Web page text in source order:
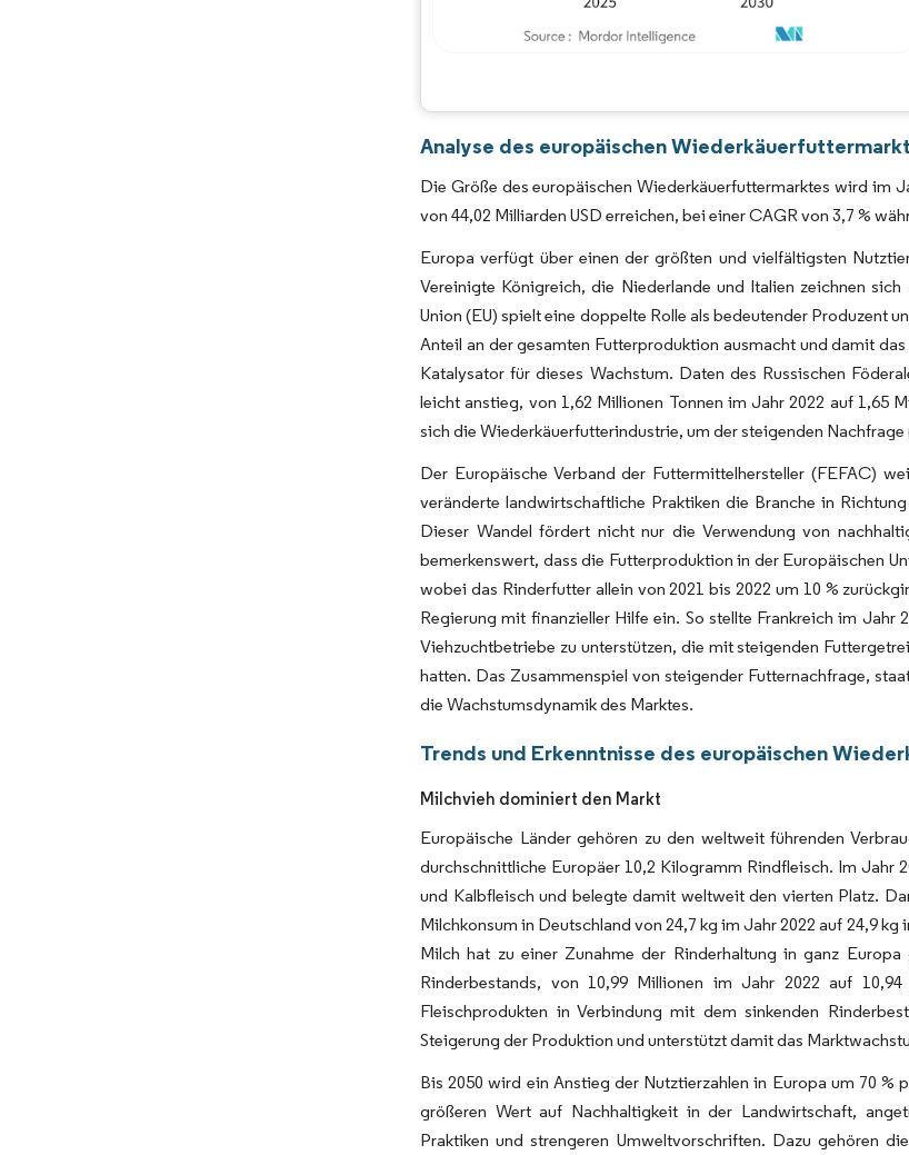
Bild © Mordor Intelligence. Wiederverwendung erfordert
Analyse des europäischen
Die Größe des europäischen Wiederkäuerfuttermarktes wird im
von 44,02 Milliarden USD erreichen, bei einer CAGR von 3,7 %
Europa verfügt über einen der größten und vielfältigsten
Vereinigte Königreich, die Niederlande und Italien zeichnen
Union (EU) spielt eine doppelte Rolle als bedeutender Produzent
Anteil an der gesamten Futterproduktion ausmacht und damit
Katalysator für dieses Wachstum. Daten des Russischen
leicht anstieg, von 1,62 Millionen Tonnen im Jahr 2022 auf 1,65
sich die Wiederkäuerfutterindustrie, um der steigenden
Der Europäische Verband der Futtermittelhersteller (FEFAC)
veränderte landwirtschaftliche Praktiken die Branche in
Dieser Wandel fördert nicht nur die Verwendung von
bemerkenswert, dass die Futterproduktion in der Europäischen
wobei das Rinderfutter allein von 2021 bis 2022 um 10 %
Regierung mit finanzieller Hilfe ein. So stellte Frankreich im Jahr
Viehzuchtbetriebe zu unterstützen, die mit steigenden
hatten. Das Zusammenspiel von steigender Futternachfrage,
die Wachstumsdynamik des Marktes.
Trends und Erkenntnisse des europäischen
Milchvieh dominiert den Markt
Europäische Länder gehören zu den weltweit führenden
durchschnittliche Europäer 10,2 Kilogramm Rindfleisch. Im Jahr
und Kalbfleisch und belegte damit weltweit den vierten Platz.
Milchkonsum in Deutschland von 24,7 kg im Jahr 2022 auf 24,9
Milch hat zu einer Zunahme der Rinderhaltung in ganz
Rinderbestands, von 10,99 Millionen im Jahr 2022 auf
Fleischprodukten in Verbindung mit dem sinkenden
Steigerung der Produktion und unterstützt damit das
Bis 2050 wird ein Anstieg der Nutztierzahlen in Europa um 70
größeren Wert auf Nachhaltigkeit in der Landwirtschaft,
Praktiken und strengeren Umweltvorschriften. Dazu gehören